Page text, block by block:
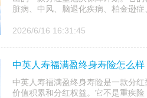
脏病、中风、脑退化疾病、柏金逊
2026/6/16 16:31:45
中英人寿福满盈终身寿险怎么
中英人寿福满盈终身寿险是一款分
价值积累和分红权益。它不是重疾